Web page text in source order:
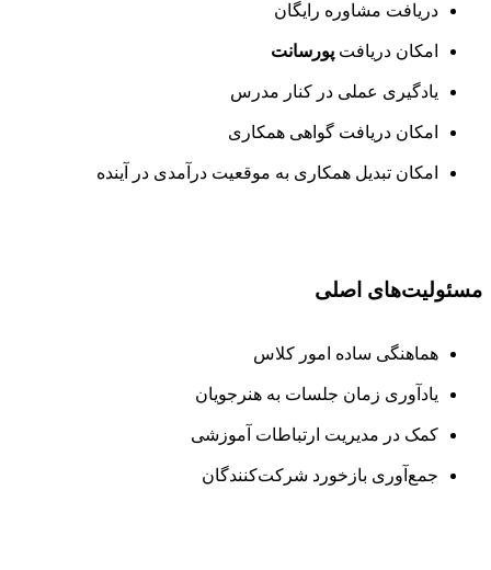
دریافت مشاوره رایگان
امکان دریافت پورسانت
یادگیری عملی در کنار مدرس
امکان دریافت گواهی همکاری
امکان تبدیل همکاری به موقعیت درآمدی در آینده
مسئولیت‌های اصلی
هماهنگی ساده امور کلاس
یادآوری زمان جلسات به هنرجویان
کمک در مدیریت ارتباطات آموزشی
جمع‌آوری بازخورد شرکت‌کنندگان